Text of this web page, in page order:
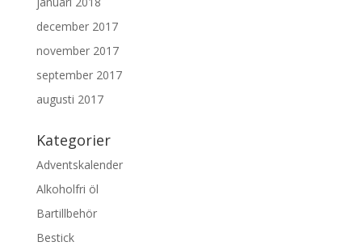
december 2017
november 2017
september 2017
augusti 2017
Kategorier
Adventskalender
Alkoholfri öl
Bartillbehör
Bestick